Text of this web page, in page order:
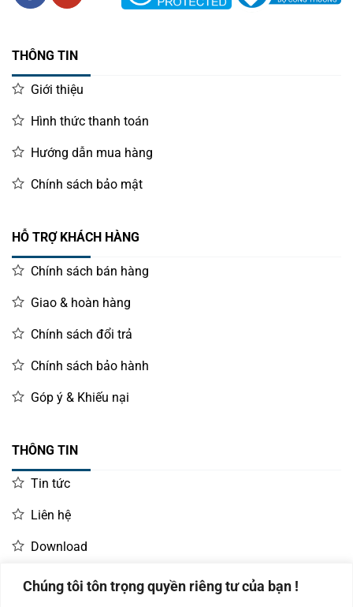
Chúng tôi tôn trọng quyền riêng tư của bạn !
THÔNG TIN
Giới thiệu
Hình thức thanh toán
Hướng dẫn mua hàng
Chính sách bảo mật
HỖ TRỢ KHÁCH HÀNG
Chính sách bán hàng
Giao & hoàn hàng
Chính sách đổi trả
Chính sách bảo hành
Góp ý & Khiếu nại
THÔNG TIN
Tin tức
Liên hệ
Download